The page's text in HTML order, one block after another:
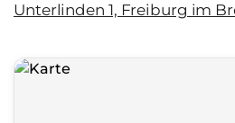
Unterlinden 1, Freiburg im